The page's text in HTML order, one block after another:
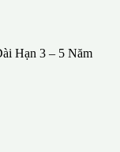
Hạn 3 – 5 Năm